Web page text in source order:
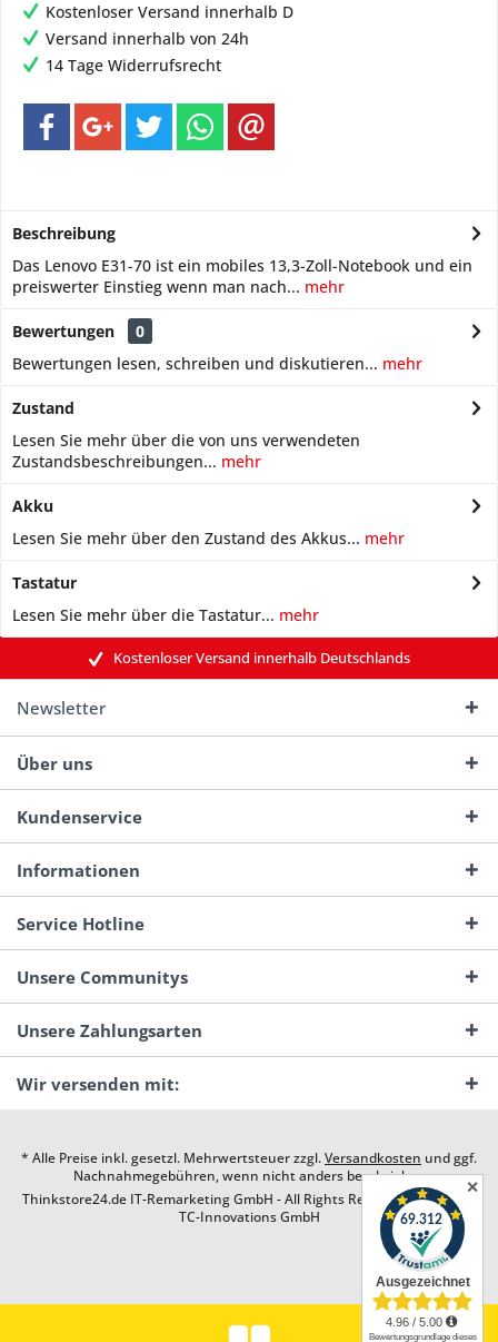
Kostenloser Versand innerhalb D
Versand innerhalb von 24h
14 Tage Widerrufsrecht
Beschreibung
Das Lenovo E31-70 ist ein mobiles 13,3-Zoll-Notebook und ein
preiswerter Einstieg wenn man nach... mehr
Bewertungen
0
Bewertungen lesen, schreiben und diskutieren... mehr
Zustand
Lesen Sie mehr über die von uns verwendeten
Zustandsbeschreibungen... mehr
Akku
Lesen Sie mehr über den Zustand des Akkus... mehr
Tastatur
Lesen Sie mehr über die Tastatur... mehr
Kostenloser Versand innerhalb Deutschlands
Newsletter
Über uns
Kundenservice
Informationen
Service Hotline
Unsere Communitys
Unsere Zahlungsarten
Wir versenden mit:
* Alle Preise inkl. gesetzl. Mehrwertsteuer zzgl.Versandkosten und ggf.
Nachnahmegebühren, wenn nicht anders beschrieben
Thinkstore24.de IT-Remarketing GmbH - All Rights Reserved. Design by
TC-Innovations GmbH
✕